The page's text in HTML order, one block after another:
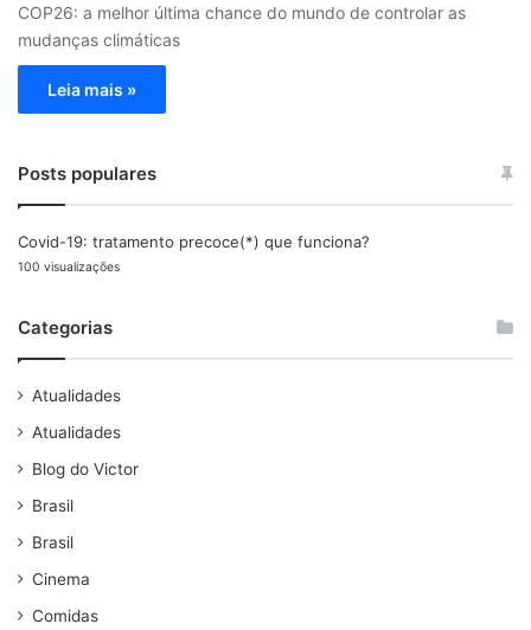
COP26: a melhor última chance do mundo de controlar as
mudanças climáticas
Leia mais »
Posts populares
Covid-19: tratamento precoce(*) que funciona?
100 visualizações
Categorias
Atualidades
Atualidades
Blog do Victor
Brasil
Brasil
Cinema
Comidas